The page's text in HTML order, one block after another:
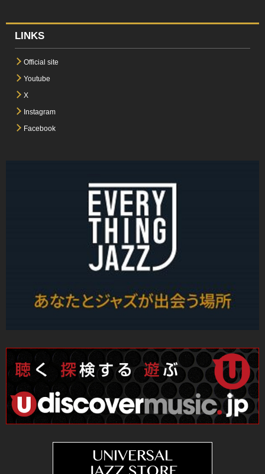
LINKS
Official site
Youtube
X
Instagram
Facebook